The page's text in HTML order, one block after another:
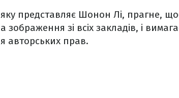
яку представляє Шонон Лі, прагне,
зображення зі всіх закладів, і
авторських прав.